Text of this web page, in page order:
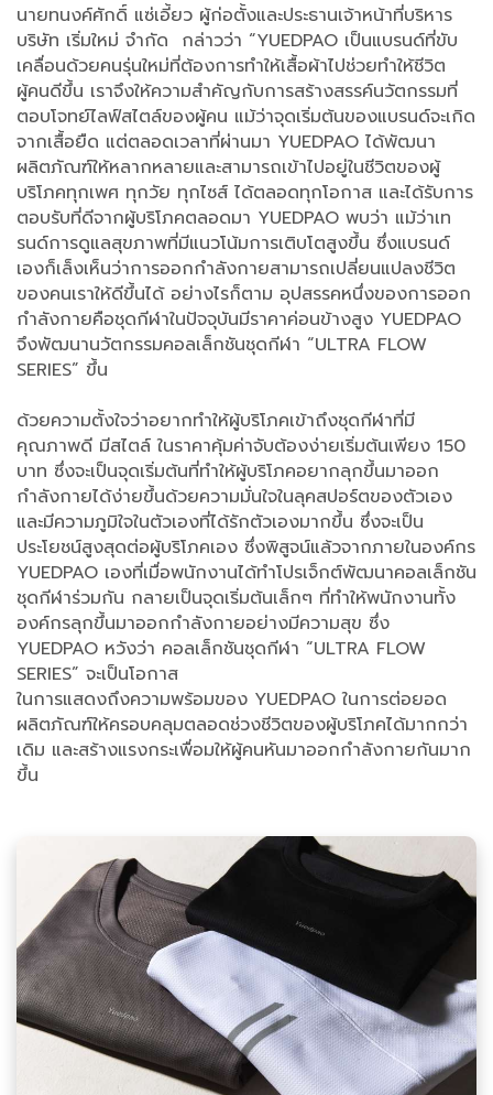
นายทนงค์ศักดิ์ แซ่เอี้ยว ผู้ก่อตั้งและประธานเจ้าหน้าที่บริหาร
บริษัท เริ่มใหม่ จำกัด กล่าวว่า “YUEDPAO เป็นแบรนด์ที่ขับ
เคลื่อนด้วยคนรุ่นใหม่ที่ต้องการทำให้เสื้อผ้าไปช่วยทำให้ชีวิต
ผู้คนดีขึ้น เราจึงให้ความสำคัญกับการสร้างสรรค์นวัตกรรมที่
ตอบโจทย์ไลฟ์สไตล์ของผู้คน แม้ว่าจุดเริ่มต้นของแบรนด์จะเกิด
จากเสื้อยืด แต่ตลอดเวลาที่ผ่านมา YUEDPAO ได้พัฒนา
ผลิตภัณฑ์ให้หลากหลายและสามารถเข้าไปอยู่ในชีวิตของผู้
บริโภคทุกเพศ ทุกวัย ทุกไซส์ ได้ตลอดทุกโอกาส และได้รับการ
ตอบรับที่ดีจากผู้บริโภคตลอดมา YUEDPAO พบว่า แม้ว่าเท
รนด์การดูแลสุขภาพที่มีแนวโน้มการเติบโตสูงขึ้น ซึ่งแบรนด์
เองก็เล็งเห็นว่าการออกกำลังกายสามารถเปลี่ยนแปลงชีวิต
ของคนเราให้ดีขึ้นได้ อย่างไรก็ตาม อุปสรรคหนึ่งของการออก
กำลังกายคือชุดกีฬาในปัจจุบันมีราคาค่อนข้างสูง YUEDPAO
จึงพัฒนานวัตกรรมคอลเล็กชันชุดกีฬา “ULTRA FLOW
SERIES” ขึ้น
ด้วยความตั้งใจว่าอยากทำให้ผู้บริโภคเข้าถึงชุดกีฬาที่มี
คุณภาพดี มีสไตล์ ในราคาคุ้มค่าจับต้องง่ายเริ่มต้นเพียง 150
บาท ซึ่งจะเป็นจุดเริ่มต้นที่ทำให้ผู้บริโภคอยากลุกขึ้นมาออก
กำลังกายได้ง่ายขึ้นด้วยความมั่นใจในลุคสปอร์ตของตัวเอง
และมีความภูมิใจในตัวเองที่ได้รักตัวเองมากขึ้น ซึ่งจะเป็น
ประโยชน์สูงสุดต่อผู้บริโภคเอง ซึ่งพิสูจน์แล้วจากภายในองค์กร
YUEDPAO เองที่เมื่อพนักงานได้ทำโปรเจ็กต์พัฒนาคอลเล็กชัน
ชุดกีฬาร่วมกัน กลายเป็นจุดเริ่มต้นเล็กๆ ที่ทำให้พนักงานทั้ง
องค์กรลุกขึ้นมาออกกำลังกายอย่างมีความสุข ซึ่ง
YUEDPAO หวังว่า คอลเล็กชันชุดกีฬา “ULTRA FLOW
SERIES” จะเป็นโอกาส
ในการแสดงถึงความพร้อมของ YUEDPAO ในการต่อยอด
ผลิตภัณฑ์ให้ครอบคลุมตลอดช่วงชีวิตของผู้บริโภคได้มากกว่า
เดิม และสร้างแรงกระเพื่อมให้ผู้คนหันมาออกกำลังกายกันมาก
ขึ้น